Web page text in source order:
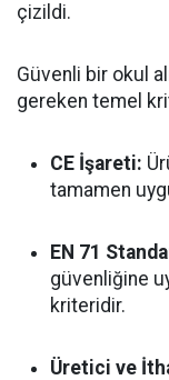
çizildi.
Güvenli bir okul
gereken temel
CE İşareti:
tamamen
EN 71
güvenliğine
kriteridir.
Üretici ve